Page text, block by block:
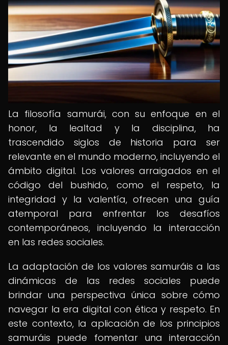
La filosofía samurái, con su enfoque en el
honor, la lealtad y la disciplina, ha
trascendido siglos de historia para ser
relevante en el mundo moderno, incluyendo el
ámbito digital. Los valores arraigados en el
código del bushido, como el respeto, la
integridad y la valentía, ofrecen una guía
atemporal para enfrentar los desafíos
contemporáneos, incluyendo la interacción
en las redes sociales.
La adaptación de los valores samuráis a las
dinámicas de las redes sociales puede
brindar una perspectiva única sobre cómo
navegar la era digital con ética y respeto. En
este contexto, la aplicación de los principios
samuráis puede fomentar una interacción